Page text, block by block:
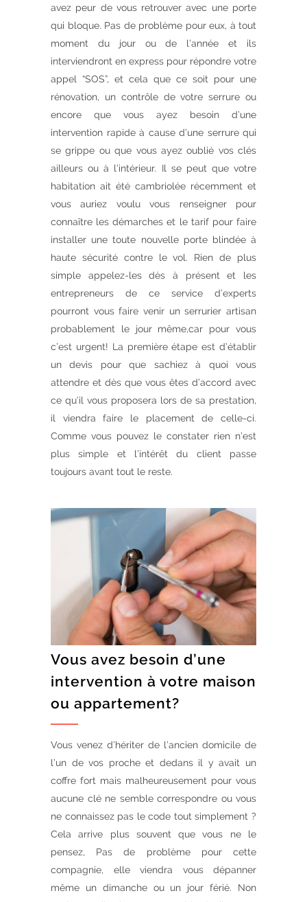
avez peur de vous retrouver avec une porte
qui bloque. Pas de problème pour eux, à tout
moment du jour ou de l’année et ils
interviendront en express pour répondre votre
appel “SOS”, et cela que ce soit pour une
rénovation, un contrôle de votre serrure ou
encore que vous ayez besoin d’une
intervention rapide à cause d’une serrure qui
se grippe ou que vous ayez oublié vos clés
ailleurs ou à l’intérieur. Il se peut que votre
habitation ait été cambriolée récemment et
vous auriez voulu vous renseigner pour
connaître les démarches et le tarif pour faire
installer une toute nouvelle porte blindée à
haute sécurité contre le vol. Rien de plus
simple appelez-les dès à présent et les
entrepreneurs de ce service d’experts
pourront vous faire venir un serrurier artisan
probablement le jour même,car pour vous
c’est urgent! La première étape est d’établir
un devis pour que sachiez à quoi vous
attendre et dès que vous êtes d’accord avec
ce qu’il vous proposera lors de sa prestation,
il viendra faire le placement de celle-ci.
Comme vous pouvez le constater rien n’est
plus simple et l’intérêt du client passe
toujours avant tout le reste.
Vous avez besoin d’une
intervention à votre maison
ou appartement?
Vous venez d’hériter de l’ancien domicile de
l’un de vos proche et dedans il y avait un
coffre fort mais malheureusement pour vous
aucune clé ne semble correspondre ou vous
ne connaissez pas le code tout simplement ?
Cela arrive plus souvent que vous ne le
pensez, Pas de problème pour cette
compagnie, elle viendra vous dépanner
même un dimanche ou un jour férié. Non